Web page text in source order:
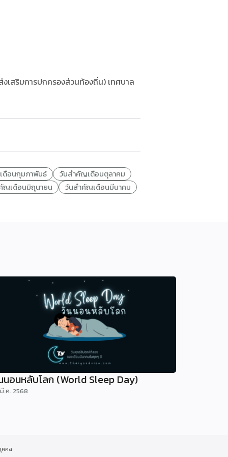
สริมการปกครองส่วนท้องถิ่น) เทศบาล
ดือนกุมภาพันธ์
วันสำคัญเดือนตุลาคม
ญเดือนมิถุนายน
วันสำคัญเดือนมีนาคม
นอนหลับโลก (World Sleep Day)
.ค. 2568
คคล